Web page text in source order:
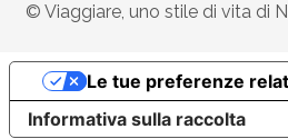
© Viaggiare, uno stile di vita di
Informativa sulla raccolta
Le tue preferenze